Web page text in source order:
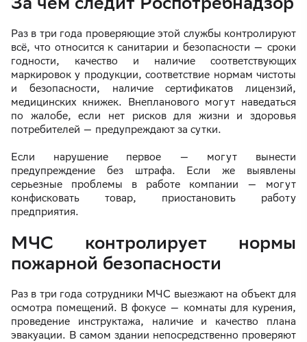
Раз в три года проверяющие этой службы контролируют
всё, что относится к санитарии и безопасности — сроки
годности, качество и наличие соответствующих
маркировок у продукции, соответствие нормам чистоты
и безопасности, наличие сертификатов лицензий,
медицинских книжек. Внепланового могут наведаться
по жалобе, если нет рисков для жизни и здоровья
потребителей — предупреждают за сутки.
Если нарушение первое — могут вынести
предупреждение без штрафа. Если же выявлены
серьезные проблемы в работе компании — могут
конфисковать товар, приостановить работу
предприятия.
МЧС контролирует нормы
пожарной безопасности
Раз в три года сотрудники МЧС выезжают на объект для
осмотра помещений. В фокусе — комнаты для курения,
проведение инструктажа, наличие и качество плана
эвакуации. В самом здании непосредственно проверяют